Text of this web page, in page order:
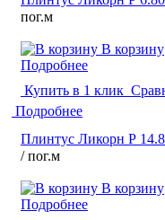
пог.м
В корзину
Подробнее
Купить в 1 клик
Подробнее
Плинтус Ликорн Р
/ пог.м
В корзину
Подробнее